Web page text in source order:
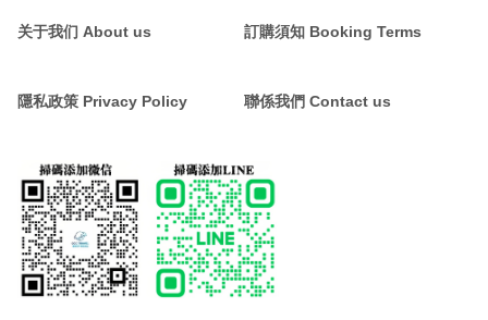
关于我们 About us 訂購須知 Booking Terms
隱私政策 Privacy Policy 聯係我們 Contact us